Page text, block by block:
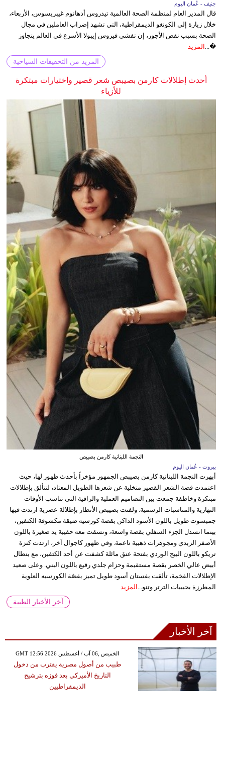
جنيف - عُمان اليوم
قال المدير العام لمنظمة الصحة العالمية تيدروس أدهانوم غيبريسوس، الأربعاء،
خلال زيارة إلى الكونغو الديمقراطية، التي تشهد إضراب العاملين في مجال
الصحة بسبب نقص الأجور، إن تفشي فيروس إيبولا الأسرع في العالم يتجاوز
�... المزيد
المزيد من التحقيقات السياحية
أحدث إطلالات كارمن بصيبص شعر قصير واختيارات مبتكرة
للأزياء
النجمة اللبنانية كارمن بصيبص
بيروت - عُمان اليوم
أبهرت النجمة اللبنانية كارمن بصيبص الجمهور مؤخراً بأحدث ظهور لها، حيث
اعتمدت قصة الشعر القصير متخلية عن شعرها الطويل المعتاد، لتتألق بإطلالات
مبتكرة وخاطفة جمعت بين التصاميم العملية والراقية التي تناسب الأوقات
النهارية والمناسبات الرسمية. ولفتت بصيبص الأنظار بإطلالة عصرية ارتدت فيها
جمبسوت طويل باللون الأسود الداكن بقصة كورسيه ضيقة مكشوفة الكتفين،
بينما انسدل الجزء السفلي بقصة واسعة، ونسقت معه حقيبة يد صغيرة باللون
الأصفر الزبدي ومجوهرات ذهبية ناعمة. وفي ظهور كاجوال آخر، ارتدت كنزة
تريكو باللون البيج الوردي بفتحة عنق مائلة كشفت عن أحد الكتفين، مع بنطال
أبيض عالي الخصر بقصة مستقيمة وحزام جلدي رفيع باللون البني. وعلى صعيد
الإطلالات الفخمة، تألقت بفستان أسود طويل تميز بقصّة الكورسيه العلوية
المطرزة بحبيبات الترتر وتنو... المزيد
آخر الأخبار الطبية
آخر الأخبار
GMT 12:56 2026 الخميس ,06 آب / أغسطس
طبيب من أصول مصرية يقترب من دخول
التاريخ الأميركي بعد فوزه بترشيح
الديمقراطيين